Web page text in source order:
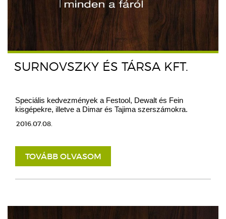
SURNOVSZKY ÉS TÁRSA KFT.
Speciális kedvezmények a Festool, Dewalt és Fein
kisgépekre, illetve a Dimar és Tajima szerszámokra.
2016.07.08.
TOVÁBB OLVASOM